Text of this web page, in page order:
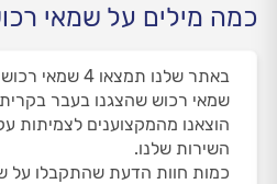
כמה מילים על שמאי
שמאי רכוש שהצגנו בעבר
הוצאנו מהמקצוענים לצמיתות
השירות שלנו.
כמות חוות הדעת שהתקבלו על